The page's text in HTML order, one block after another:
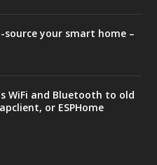
source your smart home –
WiFi and Bluetooth to old
or ESPHome